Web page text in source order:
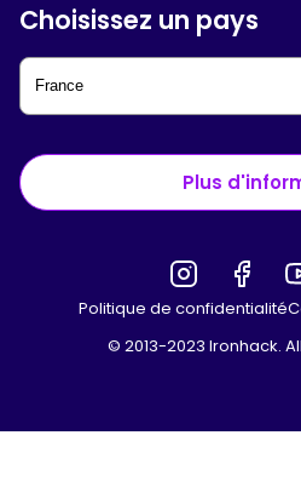
Choisissez un pays
Plus
Politique de confidentialité
© 2013-2023 Ironhack.